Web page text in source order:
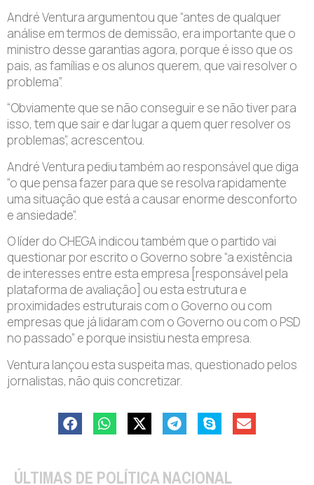
André Ventura argumentou que “antes de qualquer
análise em termos de demissão, era importante que o
ministro desse garantias agora, porque é isso que os
pais, as famílias e os alunos querem, que vai resolver o
problema”.
“Obviamente que se não conseguir e se não tiver para
isso, tem que sair e dar lugar a quem quer resolver os
problemas”, acrescentou.
André Ventura pediu também ao responsável que diga
“o que pensa fazer para que se resolva rapidamente
uma situação que está a causar enorme desconforto
e ansiedade”.
O líder do CHEGA indicou também que o partido vai
questionar por escrito o Governo sobre “a existência
de interesses entre esta empresa [responsável pela
plataforma de avaliação] ou esta estrutura e
proximidades estruturais com o Governo ou com
empresas que já lidaram com o Governo ou com o PSD
no passado” e porque insistiu nesta empresa.
Ventura lançou esta suspeita mas, questionado pelos
jornalistas, não quis concretizar.
ÚLTIMAS DE POLÍTICA NACIONAL